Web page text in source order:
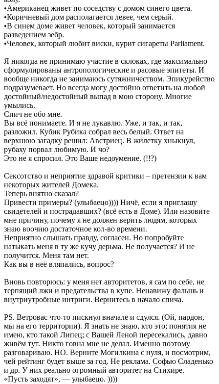
•Американец живет по соседству с домом синего цвета.
•Коричневый дом располагается левее, чем серый.
•В синем доме живет человек, который занимается
разведением зебр.
•Человек, который любит виски, курит сигареты Parliament.
Я никогда не принимаю участие в склоках, где максимально
сформулированы антропологические и расовые эпитеты. И
вообще никогда не занимаюсь сутяжничеством. Эпикурейство
подразумевает. Но всегда могу достойно ответить на любой
достойный/недостойный выпад в мою сторону. Многие
умылись.
Спич не обо мне.
Вы всё понимаете. И я не лукавлю. Уже, и так, и так,
разложил. Кубик Рубика собрал весь белый. Ответ на
верхнюю загадку решил: Австриец. В жилетку хныкнул,
рубаху порвал любимую. И чо?
Это не я спросил. Это Ваше недоумение. (!!?)
Сексотство и неприятие здравой критики – претензии к вам
некоторых жителей Домека.
Теперь внятно сказал?
Привести примеры? (улыбаецо)))) Ничё, если я приглашу
свидетелей и пострадавших? (всё есть в Доме). Или назовите
мне причину, почему я не должен верить людям, которых
знаю воочию достаточное кол-во времени.
Неприятно слышать правду, согласен. Но попробуйте
натыкать меня в ту же кучу дерьма. Не получается? И не
получится. Меня там нет.
Как вы в неё вляпались, вопрос?
Вновь повторюсь: у меня нет авторитетов, я сам по себе, не
терпящий лжи и предательства в купе. Ненавижу фальшь и
внутриутробные интриги. Вернитесь в начало спича.
PS. Ветровас что-то пискнул вначале и сдулся. (Ой, пардон,
мы на его территории). Я знать не знаю, кто это; понятия не
имею, кто такой Липец; с Вашей Леной пересекались, давно
живём тут. Никто говна мне не делал. Именно поэтому
разговариваю. НО. Верните Могилкина с нуля, и посмотрим,
чей рейтинг будет выше за год. Не реклама. Софью Сладенько
и др. У них реально огромный авторитет на Стихире.
«Пусть заходят», — улыбаецо. ))))